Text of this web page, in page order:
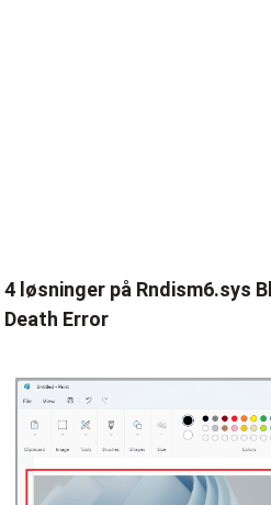
4 løsninger på Rndism6.sys
Death Error